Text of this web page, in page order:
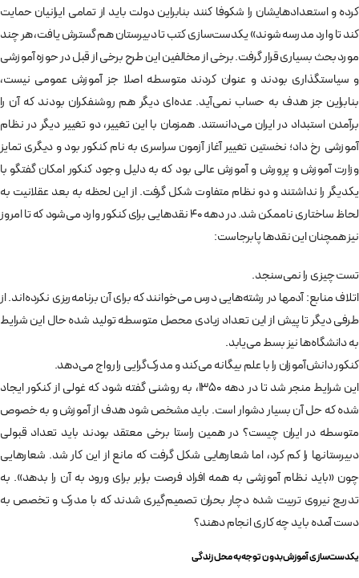
کرده و استعدادهایشان را شکوفا کنند بنابراین دولت باید از تمامی ایرانیان حمایت
کند تا وارد مدرسه شوند» یکدست­‌سازی کتب تا دبیرستان هم گسترش یافت، هر چند
مورد بحث بسیاری قرار گرفت. برخی از مخالفین این طرح برخی از قبل در حوزه آموزشی
و سیاستگذاری بودند و عنوان کردند متوسطه اصلا جز آموزش عمومی نیست،
بنابراین جز هدف به حساب نمی­‌آید. عده­‌ای دیگر هم روشنفکران بودند که آن را
برآمدن استبداد در ایران می‌­دانستند. همزمان با این تغییر، دو تغییر دیگر در نظام
آموزشی رخ داد؛ نخستین تغییر آغاز آزمون سراسری به نام کنکور بود و دیگری تمایز
وزارت آموزش و پرورش و آموزش عالی بود که به دلیل وجود کنکور امکان گفتگو با
یکدیگر را نداشتند و دو نظام متفاوت شکل گرفت. از این لحظه به بعد عقلانیت به
لحاظ ساختاری ناممکن شد. در دهه 40 نقدهایی برای کنکور وارد می­‌شود که تا امروز
نیز همچنان این نقد­ها پابرجاست:
تست چیزی را نمی‌­سنجد.
اتلاف منابع: آدم­ها در رشته‌­هایی درس می­‌خوانند که برای آن برنامه‌­ریزی نکرده‌­اند. از
طرفی دیگر تا پیش از این تعداد زیادی محصل متوسطه تولید شده حال این شرایط
به دانشگاه‌­ها نیز بسط می‌­یابد.
کنکور دانش‌­آموزان را با علم بیگانه می‌­کند و مدرک‌گرایی را رواج می‌­دهد.
این شرایط منجر شد تا در دهه 1350، به روشنی گفته شود که غولی از کنکور ایجاد
شده که حل آن بسیار دشوار است. باید مشخص شود هدف از آموزش و به خصوص
متوسطه در ایران چیست؟ در همین راستا برخی معتقد بودند باید تعداد قبولی
دبیرستان­ها را کم کرد، اما شعارهایی شکل گرفت که مانع از این کار شد. شعارهایی
چون «باید نظام آموزشی به همه افراد فرصت برابر برای ورود به آن را بدهد». به
تدریج نیروی تربیت شده دچار بحران تصمیم‌­گیری شدند که با مدرک و تخصص به
دست آمده باید چه کاری انجام دهند؟
یکدست‌­سازی آموزش بدون توجه به محل زندگی